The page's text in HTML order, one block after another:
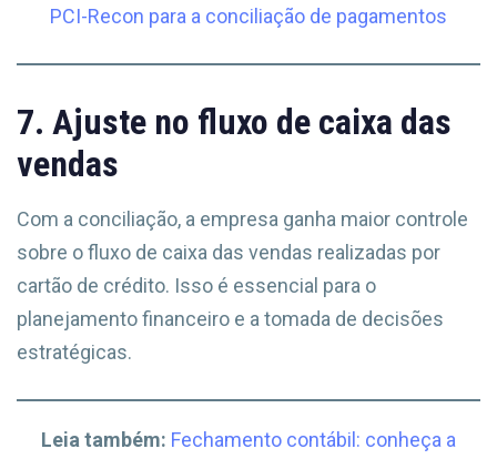
PCI-Recon para a conciliação de pagamentos
7. Ajuste no fluxo de caixa das
vendas
Com a conciliação, a empresa ganha maior controle
sobre o fluxo de caixa das vendas realizadas por
cartão de crédito. Isso é essencial para o
planejamento financeiro e a tomada de decisões
estratégicas.
Leia também: Fechamento contábil: conheça a